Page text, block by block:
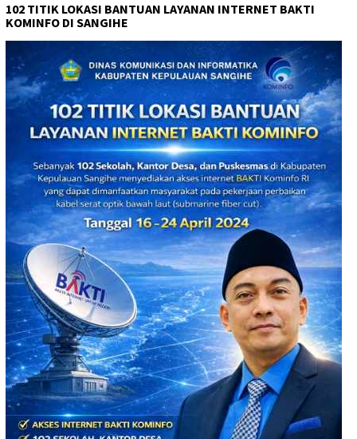
102 TITIK LOKASI BANTUAN LAYANAN INTERNET BAKTI
KOMINFO DI SANGIHE